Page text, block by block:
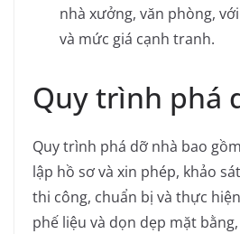
nhà xưởng, văn phòng,
và mức giá cạnh tranh.
Quy trình phá
Quy trình phá dỡ nhà bao
lập hồ sơ và xin phép, khảo
thi công, chuẩn bị và thực
phế liệu và dọn dẹp mặt